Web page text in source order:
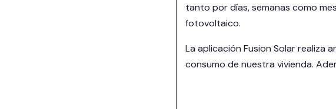
tanto por días, semanas como
fotovoltaico.
La aplicación Fusion Solar realiza
consumo de nuestra vivienda.